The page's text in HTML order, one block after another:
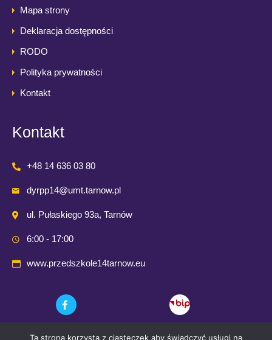
Mapa strony
Deklaracja dostępności
RODO
Polityka prywatności
Kontakt
Kontakt
+48 14 636 03 80
dyrpp14@umt.tarnow.pl
ul. Pułaskiego 93a, Tarnów
6:00 - 17:00
www.przedszkole14tarnow.eu
Ta strona korzysta z ciasteczek aby świadczyć usługi na